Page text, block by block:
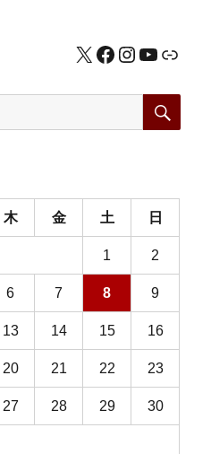
X Facebook
Instagram
公式HP
木 金 土 日
1 2
6 7 8 9
13 14 15 16
20 21 22 23
27 28 29 30